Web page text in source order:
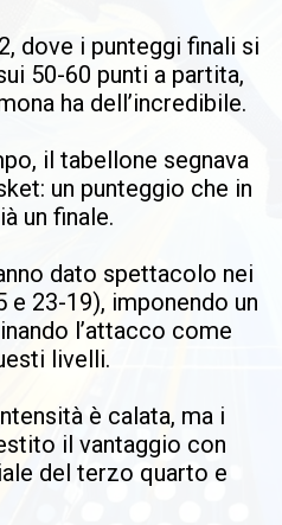
dove i punteggi finali si
50-60 punti a partita,
ha dell’incredibile.
il tabellone segnava
un punteggio che in
un finale.
dato spettacolo nei
23-19), imponendo un
l’attacco come
livelli.
è calata, ma i
il vantaggio con
del terzo quarto e